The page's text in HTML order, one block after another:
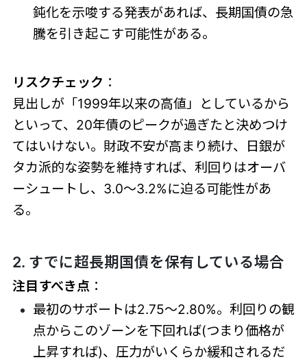
鈍化を示唆する発表があれば、長期国債の急
騰を引き起こす可能性がある。
リスクチェック ：
見出しが「1999年以来の高値」としているから
といって、20年債のピークが過ぎたと決めつけ
てはいけない。財政不安が高まり続け、日銀が
タカ派的な姿勢を維持すれば、利回りはオーバ
ーシュートし、3.0～3.2%に迫る可能性があ
る。
2. すでに超長期国債を保有している場合
注目すべき点 ：
最初のサポートは2.75～2.80%。利回りの観
点からこのゾーンを下回れば(つまり価格が
上昇すれば)、圧力がいくらか緩和されるだ